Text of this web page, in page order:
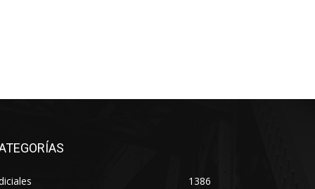
1386